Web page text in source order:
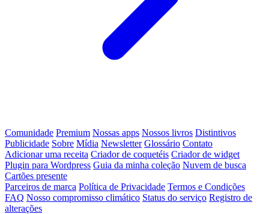
Comunidade Premium Nossas apps Nossos livros Distintivos
Publicidade Sobre Mídia Newsletter Glossário Contato
Adicionar uma receita Criador de coquetéis Criador de widget
Plugin para Wordpress Guia da minha coleção Nuvem de busca
Cartões presente
Parceiros de marca Política de Privacidade Termos e Condições
FAQ Nosso compromisso climático Status do serviço Registro de
alterações